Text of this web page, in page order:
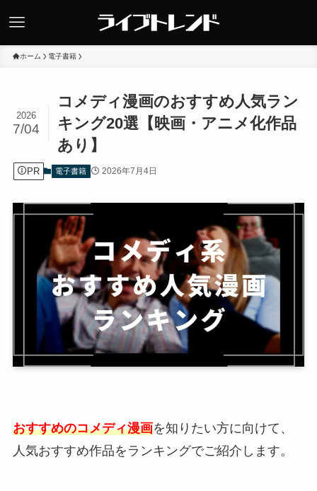
ホーム 電子書籍
コメディ漫画のおすすめ人気ラン
キング20選【映画・アニメ化作品
あり】
2026
7/04
PR 電子書籍 2026年7月4日
おすすめのコメディ漫画を知りたい方に向けて、
人気おすすめ作品をランキングでご紹介します。